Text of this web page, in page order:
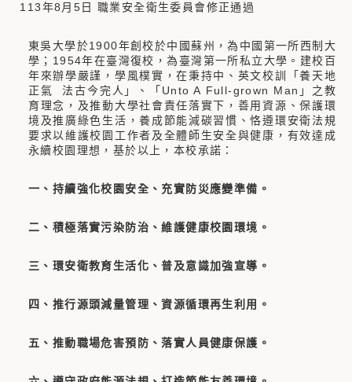
113年8月5日 職業安全衛生委員會修正通過
東吳大學於1900年創校於中國蘇州，為中國第一所西制大
學；1954年在臺灣復校，為臺灣第一所私立大學。建校百
年來辦學嚴謹，學風樸實，在秉持中、英文校訓「養天地
正氣 法古今完人」、「Unto A Full-grown Man」之教
育理念，及推動大學社會責任落實下，善用資源、保護環
境及推廣綠色生活，養成節能減碳習慣、恪遵環安衛法規
要求以維護校園工作者及全體師生安全與健康，有效達成
永續校園理想，基於以上，本校承諾：
一、持續強化校園安全、充實防災應變準備。
二、積極落實污染防治、維護健康校園環境。
三、環安衛教育生活化、普及意識加強宣導。
四、推行源頭減量管理、資源循環再生利用。
五、推動職場危害預防、落實人員健康保護。